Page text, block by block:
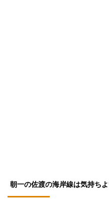
朝一の佐渡の海岸線は気持ち